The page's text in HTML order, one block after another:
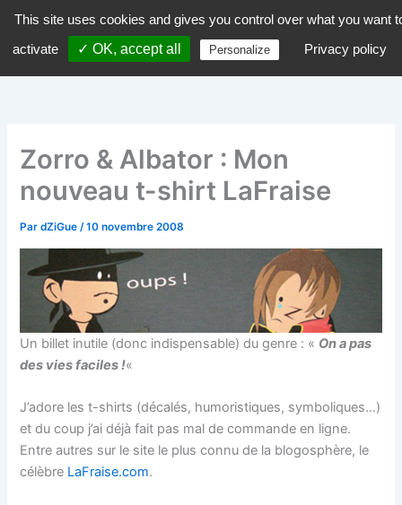
contenu
dZiGue
Zorro & Albator : Mon
nouveau t-shirt LaFraise
PardZiGue/10 novembre 2008
Un billet inutile (donc indispensable) du genre : « On a pas
des vies faciles !«
J’adore les t-shirts (décalés, humoristiques, symboliques…)
et du coup j’ai déjà fait pas mal de commande en ligne.
Entre autres sur le site le plus connu de la blogosphère, le
célèbre LaFraise.com.
This site uses cookies and gives you control over what you want
activate
✓ OK, accept all Personalize Privacy policy